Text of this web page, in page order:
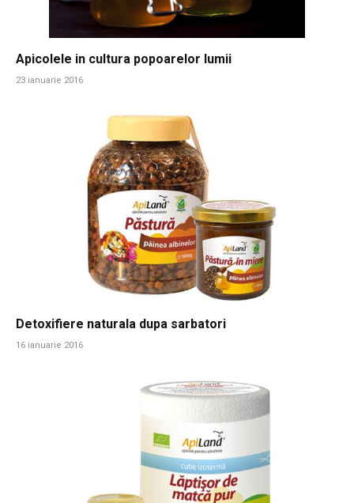
Apicolele in cultura popoarelor lumii
23 ianuarie 2016
Detoxifiere naturala dupa sarbatori
16 ianuarie 2016